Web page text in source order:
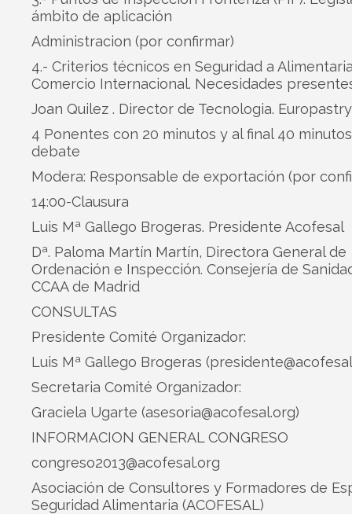
ámbito de aplicación
Administracion (por confirmar)
4.- Criterios técnicos en Seguridad a
Comercio Internacional. Necesidades
Joan Quilez . Director de Tecnologia. Europastry
4 Ponentes con 20 minutos y al final 40
debate
Modera: Responsable de exportación (por
14:00-Clausura
Luis Mª Gallego Brogeras. Presidente Acofesal
Dª. Paloma Martín Martín, Directora General de
Ordenación e Inspección. Consejería de
CCAA de Madrid
CONSULTAS
Presidente Comité Organizador:
Luis Mª Gallego Brogeras
Secretaria Comité Organizador:
Graciela Ugarte (asesoria@acofesal.org)
INFORMACION GENERAL CONGRESO
congreso2013@acofesal.org
Asociación de Consultores y Formadores de
Seguridad Alimentaria (ACOFESAL)